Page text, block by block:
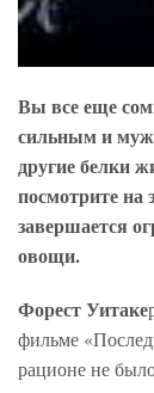
Вы все еще
сильным и
другие белки
посмотрите на
завершается
овощи.
Форест Уитаке
фильме
рационе не